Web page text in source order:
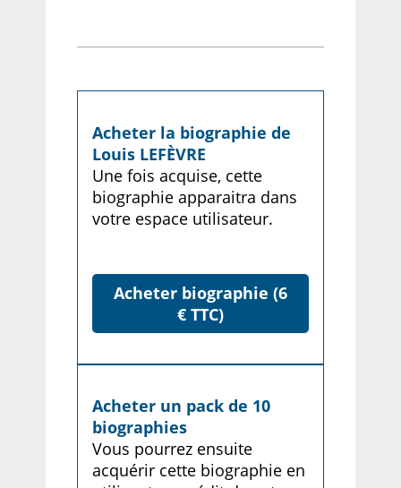
Acheter la biographie de
Louis LEFÈVRE
Une fois acquise, cette
biographie apparaitra dans
votre espace utilisateur.
Acheter biographie (6
€ TTC)
Acheter un pack de 10
biographies
Vous pourrez ensuite
acquérir cette biographie en